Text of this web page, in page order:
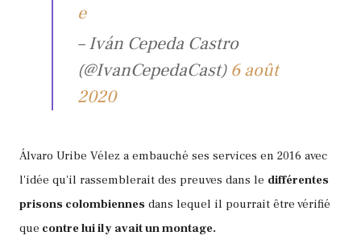
e
– Iván Cepeda Castro
(@IvanCepedaCast) 6 août
2020
Álvaro Uribe Vélez a embauché ses services en 2016 avec
l'idée qu'il rassemblerait des preuves dans le différentes
prisons colombiennes dans lequel il pourrait être vérifié
que contre lui il y avait un montage.